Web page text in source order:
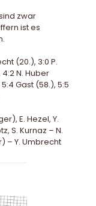
zwar
ist es
(20.), 3:0 P.
N. Huber
Gast (58.), 5:5
E. Hezel, Y.
S. Kurnaz – N.
– Y. Umbrecht